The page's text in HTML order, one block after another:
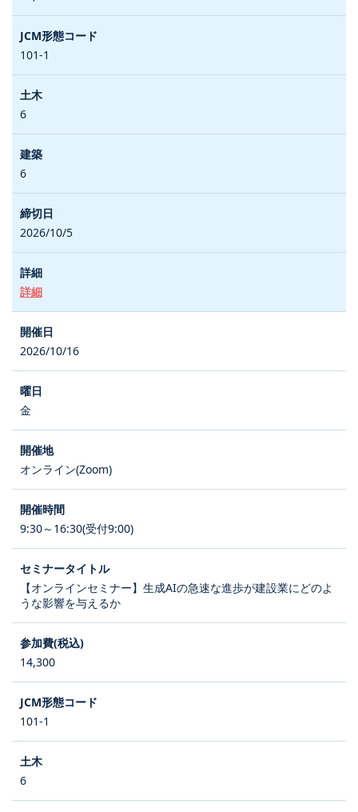
101-1
6
6
2026/10/5
詳細
2026/10/16
金
オンライン(Zoom)
9:30～16:30(受付9:00)
【オンラインセミナー】生成AIの急速な進歩が建設業にどのよ
うな影響を与えるか
14,300
101-1
6